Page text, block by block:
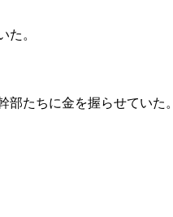
た。
たちに金を握らせていた。